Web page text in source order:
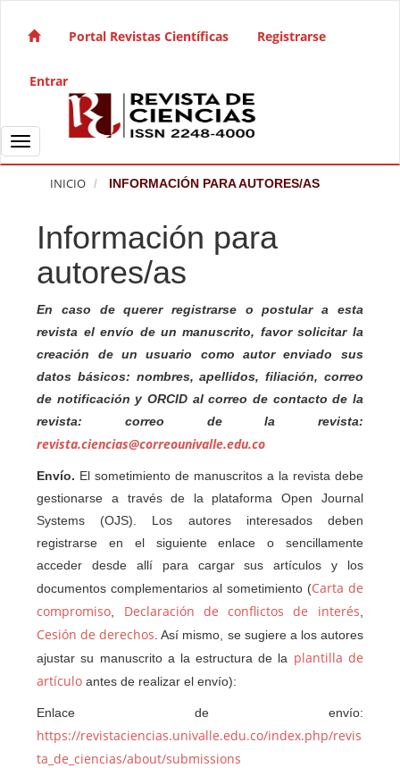
Navegación principal
Barra lateral
Portal Revistas Científicas Registrarse
Entrar
Toggle navigation
INICIO INFORMACIÓN PARA AUTORES/AS
Información para
autores/as
En caso de querer registrarse o postular a esta
revista el envío de un manuscrito, favor solicitar la
creación de un usuario como autor enviado sus
datos básicos: nombres, apellidos, filiación, correo
de notificación y ORCID al correo de contacto de la
revista: correo de la revista:
revista.ciencias@correounivalle.edu.co
Envío. El sometimiento de manuscritos a la revista debe
gestionarse a través de la plataforma Open Journal
Systems (OJS). Los autores interesados deben
registrarse en el siguiente enlace o sencillamente
acceder desde allí para cargar sus artículos y los
documentos complementarios al sometimiento (Carta de
compromiso
Declaración de conflictos de interés
Cesión de derechos . Así mismo, se sugiere a los autores
ajustar su manuscrito a la estructura de la plantilla de
artículo antes de realizar el envío):
Enlace de envío:
https://revistaciencias.univalle.edu.co/index.php/revis
ta_de_ciencias/about/submissions